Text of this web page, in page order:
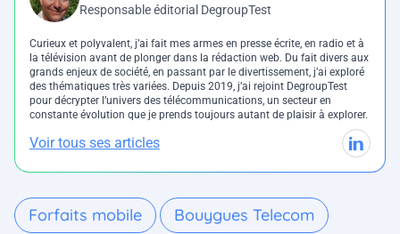
Responsable éditorial DegroupTest
Curieux et polyvalent, j’ai fait mes armes en presse écrite, en radio et à
la télévision avant de plonger dans la rédaction web. Du fait divers aux
grands enjeux de société, en passant par le divertissement, j’ai exploré
des thématiques très variées. Depuis 2019, j’ai rejoint DegroupTest
pour décrypter l’univers des télécommunications, un secteur en
constante évolution que je prends toujours autant de plaisir à explorer.
Voir tous ses articles
Forfaits mobile Bouygues Telecom